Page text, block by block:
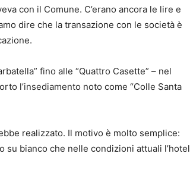
con il Comune. C’erano ancora le lire e
dire che la transazione con le società è
fino alle “Quattro Casette” – nel
l’insediamento noto come “Colle Santa
realizzato. Il motivo è molto semplice:
bianco che nelle condizioni attuali l’hotel